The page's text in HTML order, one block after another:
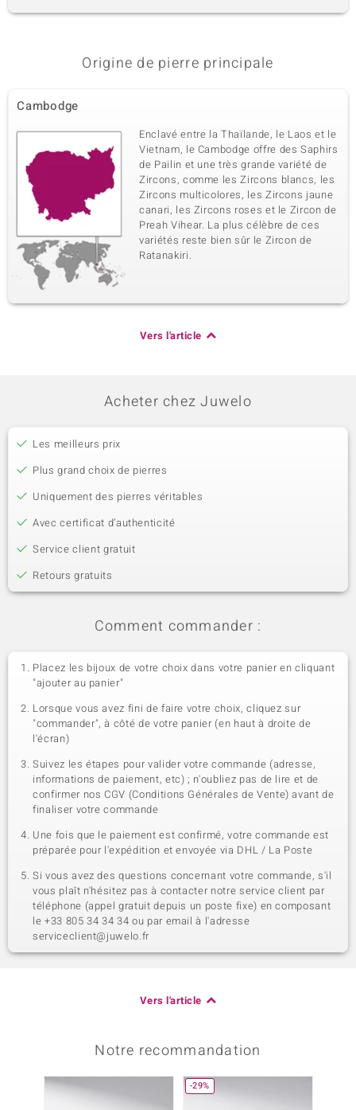
Origine de pierre principale
Cambodge
Enclavé entre la Thaïlande, le Laos et le
Vietnam, le Cambodge offre des Saphirs
de Pailin et une très grande variété de
Zircons, comme les Zircons blancs, les
Zircons multicolores, les Zircons jaune
canari, les Zircons roses et le Zircon de
Preah Vihear. La plus célèbre de ces
variétés reste bien sûr le Zircon de
Ratanakiri.
Vers l'article
Acheter chez Juwelo
Les meilleurs prix
Plus grand choix de pierres
Uniquement des pierres véritables
Avec certificat d’authenticité
Service client gratuit
Retours gratuits
Comment commander :
Placez les bijoux de votre choix dans votre panier en cliquant
"ajouter au panier"
Lorsque vous avez fini de faire votre choix, cliquez sur
"commander", à côté de votre panier (en haut à droite de
l'écran)
Suivez les étapes pour valider votre commande (adresse,
informations de paiement, etc) ; n'oubliez pas de lire et de
confirmer nos CGV (Conditions Générales de Vente) avant de
finaliser votre commande
Une fois que le paiement est confirmé, votre commande est
préparée pour l'expédition et envoyée via DHL / La Poste
Si vous avez des questions concernant votre commande, s'il
vous plaît n'hésitez pas à contacter notre service client par
téléphone (appel gratuit depuis un poste fixe) en composant
le +33 805 34 34 34 ou par email à l'adresse
serviceclient@juwelo.fr
Vers l'article
Notre recommandation
-29%